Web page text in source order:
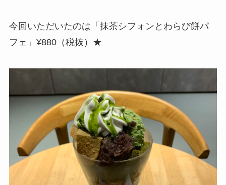
今回いただいたのは「抹茶シフォンとわらび餅パ
フェ」¥880（税抜）★